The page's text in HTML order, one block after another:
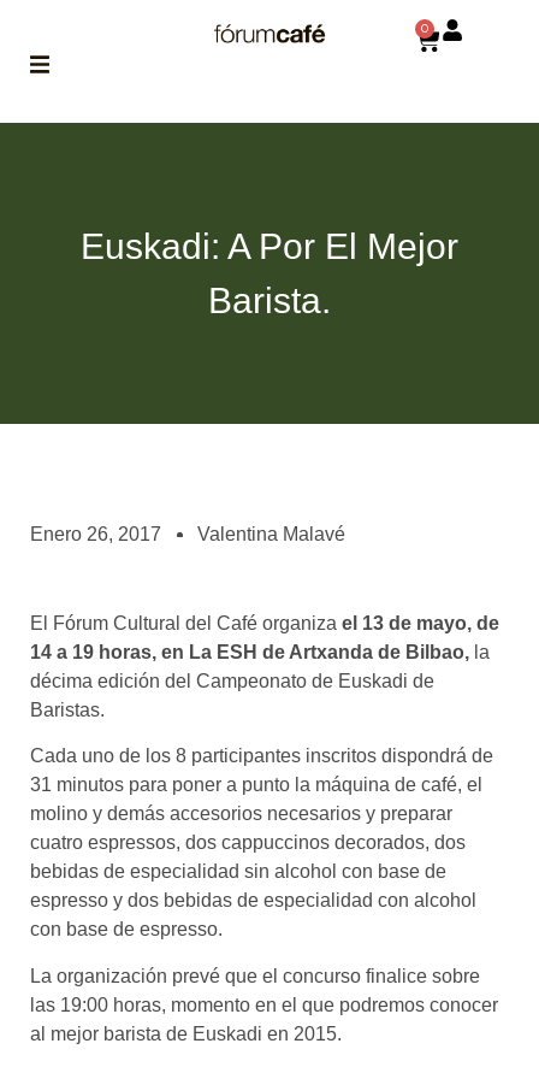
BLOG
asociados
el café siempre tiene
algo nuevo que
enseñarnos
BOLSA DE TRABAJO
¡te imaginas vivir de tu pasión
CONTACTO
¡queremos saber
de ti!
0
Euskadi: A Por El Mejor
Barista.
Enero 26, 2017 Valentina Malavé
El Fórum Cultural del Café organiza el 13 de mayo, de
14 a 19 horas, en La ESH de Artxanda de Bilbao, la
décima edición del Campeonato de Euskadi de
Baristas.
Cada uno de los 8 participantes inscritos dispondrá de
31 minutos para poner a punto la máquina de café, el
molino y demás accesorios necesarios y preparar
cuatro espressos, dos cappuccinos decorados, dos
bebidas de especialidad sin alcohol con base de
espresso y dos bebidas de especialidad con alcohol
con base de espresso.
La organización prevé que el concurso finalice sobre
las 19:00 horas, momento en el que podremos conocer
al mejor barista de Euskadi en 2015.